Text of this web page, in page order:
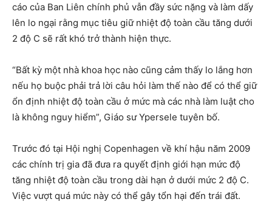
cáo của Ban Liên chính phủ vẫn đầy sức nặng và làm dấy
lên lo ngại rằng mục tiêu giữ nhiệt độ toàn cầu tăng dưới
2 độ C sẽ rất khó trở thành hiện thực.
“Bất kỳ một nhà khoa học nào cũng cảm thấy lo lắng hơn
nếu họ buộc phải trả lời câu hỏi làm thế nào để có thể giữ
ổn định nhiệt độ toàn cầu ở mức mà các nhà làm luật cho
là không nguy hiểm”, Giáo sư Ypersele tuyên bố.
Trước đó tại Hội nghị Copenhagen về khí hậu năm 2009
các chính trị gia đã đưa ra quyết định giới hạn mức độ
tăng nhiệt độ toàn cầu trong dài hạn ở dưới mức 2 độ C.
Việc vượt quá mức này có thể gây tổn hại đến trái đất.